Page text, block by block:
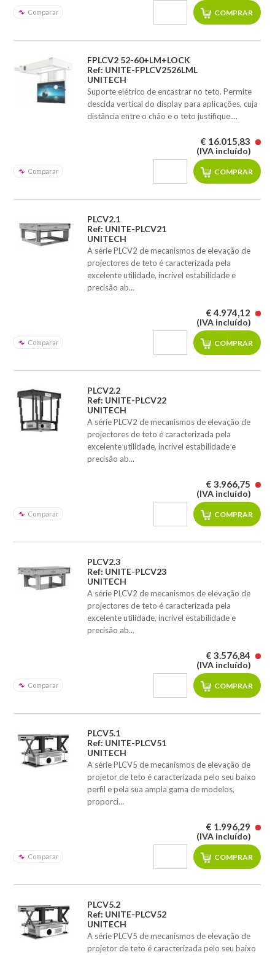
Comparar
FPLCV2 52-60+LM+LOCK
Ref: UNITE-FPLCV2526LML
UNITECH
Suporte elétrico de encastrar no teto. Permite
descida vertical do display para aplicações, cuja
distância entre o chão e o teto justifique....
Comparar
€ 16.015,83
(IVA incluído)
PLCV2.1
Ref: UNITE-PLCV21
UNITECH
A série PLCV2 de mecanismos de elevação de
projectores de teto é caracterizada pela
excelente utilidade, incrível estabilidade e
precisão ab...
Comparar
€ 4.974,12
(IVA incluído)
PLCV2.2
Ref: UNITE-PLCV22
UNITECH
A série PLCV2 de mecanismos de elevação de
projectores de teto é caracterizada pela
excelente utilidade, incrível estabilidade e
precisão ab...
Comparar
€ 3.966,75
(IVA incluído)
PLCV2.3
Ref: UNITE-PLCV23
UNITECH
A série PLCV2 de mecanismos de elevação de
projectores de teto é caracterizada pela
excelente utilidade, incrível estabilidade e
precisão ab...
Comparar
€ 3.576,84
(IVA incluído)
PLCV5.1
Ref: UNITE-PLCV51
UNITECH
A série PLCV5 de mecanismos de elevação de
projetor de teto é caracterizada pelo seu baixo
perfil e pela sua ampla gama de modelos,
proporci...
Comparar
€ 1.996,29
(IVA incluído)
PLCV5.2
Ref: UNITE-PLCV52
UNITECH
A série PLCV5 de mecanismos de elevação de
projetor de teto é caracterizada pelo seu baixo